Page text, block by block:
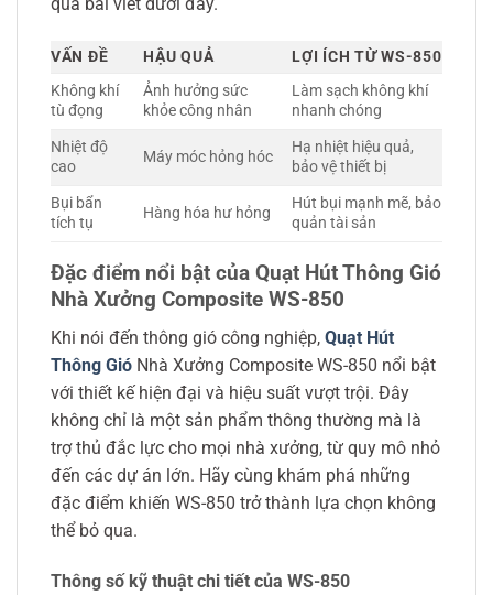
qua bài viết dưới đây.
VẤN ĐỀ HẬU QUẢ
LỢI ÍCH TỪ WS-850
Không khí
tù đọng
Ảnh hưởng sức
khỏe công nhân
Làm sạch không khí
nhanh chóng
Nhiệt độ
cao
Máy móc hỏng hóc
Hạ nhiệt hiệu quả,
bảo vệ thiết bị
Bụi bẩn
tích tụ
Hàng hóa hư hỏng
Hút bụi mạnh mẽ, bảo
quản tài sản
Đặc điểm nổi bật của Quạt Hút Thông Gió
Nhà Xưởng Composite WS-850
Khi nói đến thông gió công nghiệp, Quạt Hút
Thông Gió Nhà Xưởng Composite WS-850 nổi bật
với thiết kế hiện đại và hiệu suất vượt trội. Đây
không chỉ là một sản phẩm thông thường mà là
trợ thủ đắc lực cho mọi nhà xưởng, từ quy mô nhỏ
đến các dự án lớn. Hãy cùng khám phá những
đặc điểm khiến WS-850 trở thành lựa chọn không
thể bỏ qua.
Thông số kỹ thuật chi tiết của WS-850